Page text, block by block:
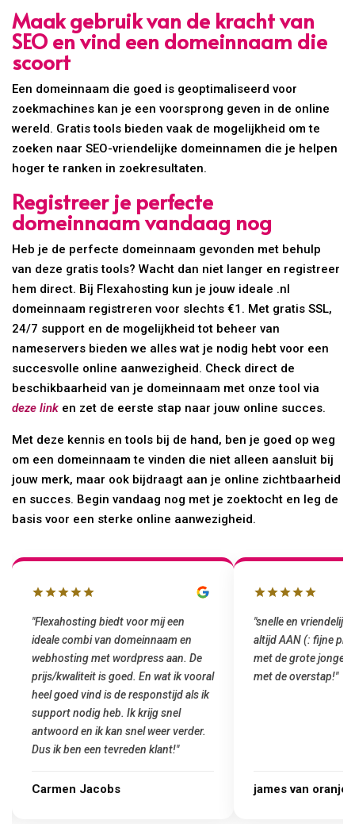
Maak gebruik van de kracht van
SEO en vind een domeinnaam die
scoort
Een domeinnaam die goed is geoptimaliseerd voor
zoekmachines kan je een voorsprong geven in de online
wereld. Gratis tools bieden vaak de mogelijkheid om te
zoeken naar SEO-vriendelijke domeinnamen die je helpen
hoger te ranken in zoekresultaten.
Registreer je perfecte
domeinnaam vandaag nog
Heb je de perfecte domeinnaam gevonden met behulp
van deze gratis tools? Wacht dan niet langer en registreer
hem direct. Bij Flexahosting kun je jouw ideale .nl
domeinnaam registreren voor slechts €1. Met gratis SSL,
24/7 support en de mogelijkheid tot beheer van
nameservers bieden we alles wat je nodig hebt voor een
succesvolle online aanwezigheid. Check direct de
beschikbaarheid van je domeinnaam met onze tool via
deze link en zet de eerste stap naar jouw online succes.
Met deze kennis en tools bij de hand, ben je goed op weg
om een domeinnaam te vinden die niet alleen aansluit bij
jouw merk, maar ook bijdraagt aan je online zichtbaarheid
en succes. Begin vandaag nog met je zoektocht en leg de
basis voor een sterke online aanwezigheid.
"snelle en vriendelijke service. staat
altijd AAN (: fijne prijzen vergeleken
met de grote jongens en dus nu al blij
met de overstap!"
james van oranje
"Top service. Ik had
het installeren van
was meteen door
gemaakt. Top
Marcel Thijs